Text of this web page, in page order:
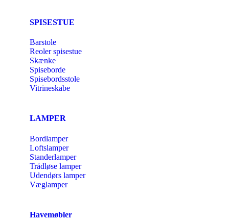
SPISESTUE
Barstole
Reoler spisestue
Skænke
Spiseborde
Spisebordsstole
Vitrineskabe
LAMPER
Bordlamper
Loftslamper
Standerlamper
Trådløse lamper
Udendørs lamper
Væglamper
Havemøbler